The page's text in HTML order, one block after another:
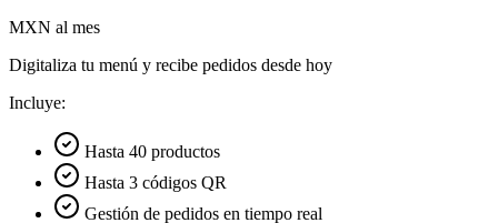
MXN al mes
Digitaliza tu menú y recibe pedidos desde hoy
Incluye:
Hasta 40 productos
Hasta 3 códigos QR
Gestión de pedidos en tiempo real